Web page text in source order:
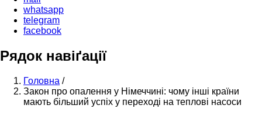
whatsapp
telegram
facebook
Рядок навіґації
Головна /
Закон про опалення у Німеччині: чому інші країни
мають більший успіх у переході на теплові насоси